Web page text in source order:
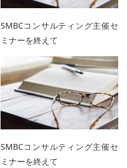
SMBCコンサルティング主催セ
ミナーを終えて
SMBCコンサルティング主催セ
ミナーを終えて